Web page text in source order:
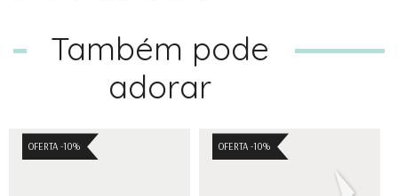
Também pode
adorar
OFERTA -10% OFERTA -10%